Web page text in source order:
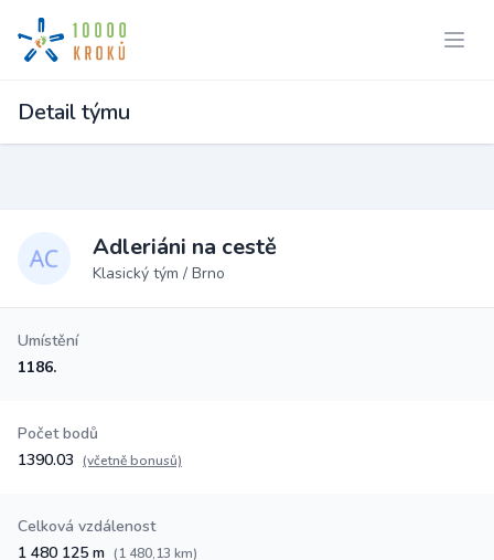
Detail týmu
Adleriáni na cestě
Klasický tým / Brno
Umístění
1186.
Počet bodů
1390.03 (včetně bonusů)
Celková vzdálenost
1 480 125 m (1 480,13 km)